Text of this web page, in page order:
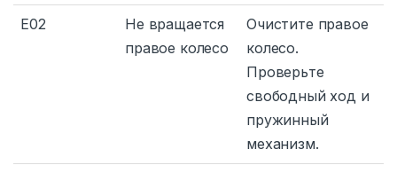
E02
Не вращается
правое колесо
Очистите правое
колесо.
Проверьте
свободный ход и
пружинный
механизм.